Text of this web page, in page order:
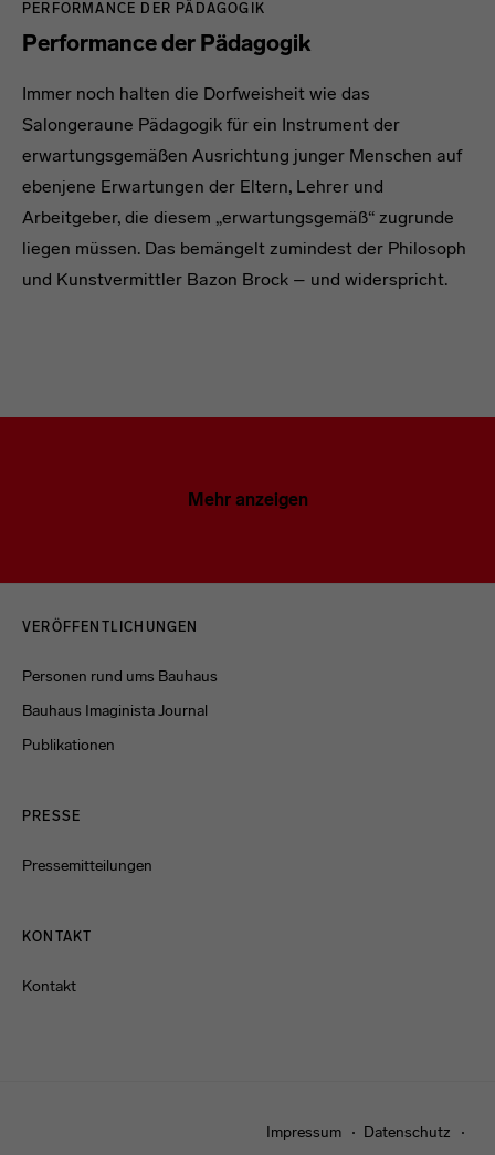
PERFORMANCE DER PÄDAGOGIK
Performance der Pädagogik
Immer noch halten die Dorfweisheit wie das
Salongeraune Pädagogik für ein Instrument der
erwartungsgemäßen Ausrichtung junger Menschen auf
ebenjene Erwartungen der Eltern, Lehrer und
Arbeitgeber, die diesem „erwartungsgemäß“ zugrunde
liegen müssen. Das bemängelt zumindest der Philosoph
und Kunstvermittler Bazon Brock – und widerspricht.
Mehr anzeigen
VERÖFFENTLICHUNGEN
Personen rund ums Bauhaus
Bauhaus Imaginista Journal
Publikationen
PRESSE
Pressemitteilungen
KONTAKT
Kontakt
Impressum Datenschutz